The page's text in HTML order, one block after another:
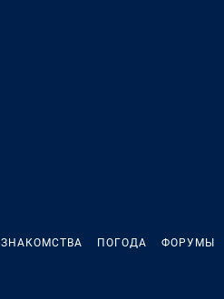
ЗНАКОМСТВА ПОГОДА ФОРУМЫ